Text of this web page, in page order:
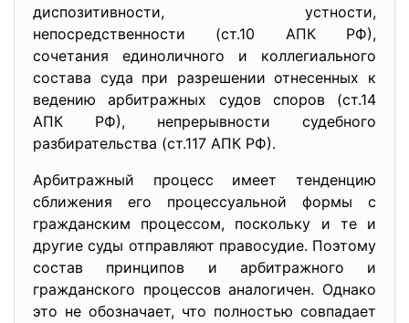
диспозитивности, устности,
непосредственности (ст.10 АПК РФ),
сочетания единоличного и коллегиального
состава суда при разрешении отнесенных к
ведению арбитражных судов споров (ст.14
АПК РФ), непрерывности судебного
разбирательства (ст.117 АПК РФ).
Арбитражный процесс имеет тенденцию
сближения его процессуальной формы с
гражданским процессом, поскольку и те и
другие суды отправляют правосудие. Поэтому
состав принципов и арбитражного и
гражданского процессов аналогичен. Однако
это не обозначает, что полностью совпадает